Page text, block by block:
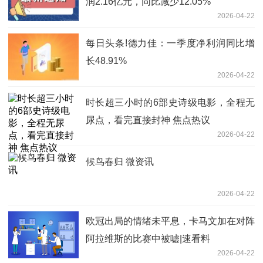
2026-04-22
每日头条!德力佳：一季度净利润同比增
长48.91%
2026-04-22
时长超三小时的6部史诗级电影，全程无
尿点，看完直接封神 焦点热议
2026-04-22
候鸟春归 微资讯
2026-04-22
欧冠出局的情绪未平息，卡马文加在对阵
阿拉维斯的比赛中被嘘|速看料
2026-04-22